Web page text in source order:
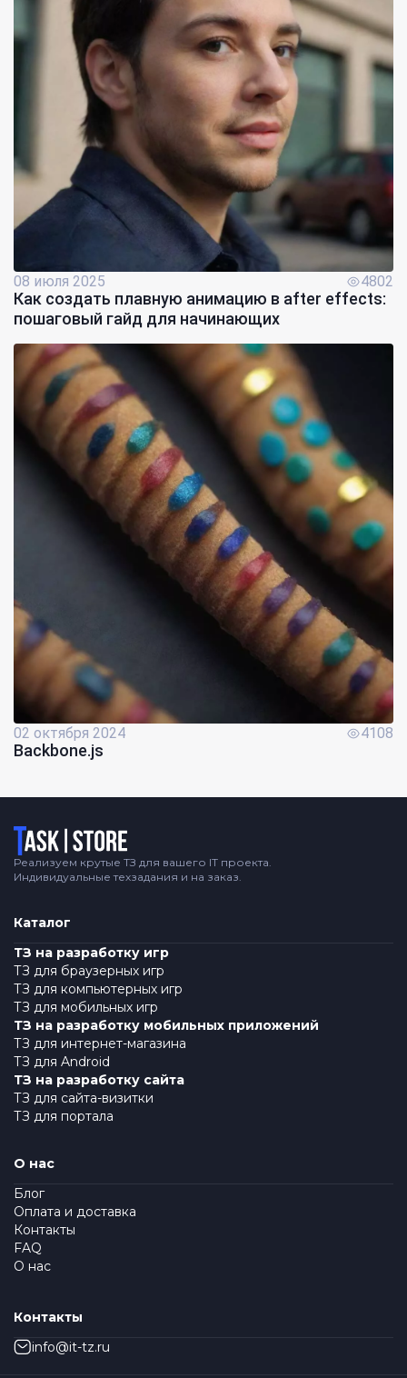
08 июля 2025 4802
Как создать плавную анимацию в after effects:
пошаговый гайд для начинающих
02 октября 2024 4108
Backbone.js
Логотип
Реализуем крутые ТЗ для вашего IT проекта.
Индивидуальные техзадания и на заказ.
Каталог
ТЗ на разработку игр
ТЗ для браузерных игр
ТЗ для компьютерных игр
ТЗ для мобильных игр
ТЗ на разработку мобильных приложений
ТЗ для интернет-магазина
ТЗ для Android
ТЗ на разработку сайта
ТЗ для сайта-визитки
ТЗ для портала
О нас
Блог
Оплата и доставка
Контакты
FAQ
О нас
Контакты
info@it-tz.ru